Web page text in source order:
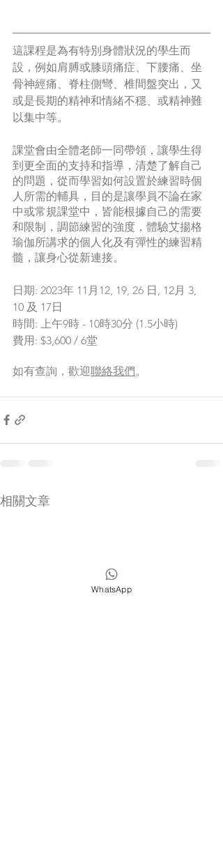
這課程是為有特別身體狀況的學生而
設，例如肩膊或膝頭痛症、下腰痛、坐
骨神經痛、脊柱側彎、椎間盤突出，又
或是長期的精神和情緒不穩、或精神難
以集中等。
課堂會由全體老師一同帶領，讓學生得
到更全面的支持和指導，清楚了解自己
的問題，從而學習如何設置於練習時個
人所需的輔具，目的是讓學員不論在家
中或常規課堂中，皆能根據自己的需要
和限制，調節練習的強度，體驗艾揚格
瑜伽所講求的個人化及有彈性的練習精
髓，讓身心從新連接。
日期: 2023年 11月12, 19, 26 日, 12月 3,
10 及 17日
時間: 上午9時 - 10時30分 (1.5小時)
費用: $3,600 / 6堂
如有查詢，歡迎聯絡我們。
相關文章
WhatsApp